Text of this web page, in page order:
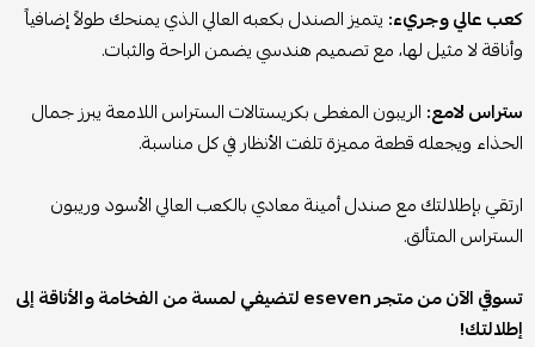
كعب عالي وجريء: يتميز الصندل بكعبه العالي الذي يمنحك طولاً إضافياً
وأناقة لا مثيل لها، مع تصميم هندسي يضمن الراحة والثبات.
ستراس لامع: الريبون المغطى بكريستالات الستراس اللامعة يبرز جمال
الحذاء ويجعله قطعة مميزة تلفت الأنظار في كل مناسبة.
ارتقي بإطلالتك مع صندل أمينة معادي بالكعب العالي الأسود وريبون
الستراس المتألق.
تسوقي الآن من متجر eseven لتضيفي لمسة من الفخامة والأناقة إلى
إطلالتك!